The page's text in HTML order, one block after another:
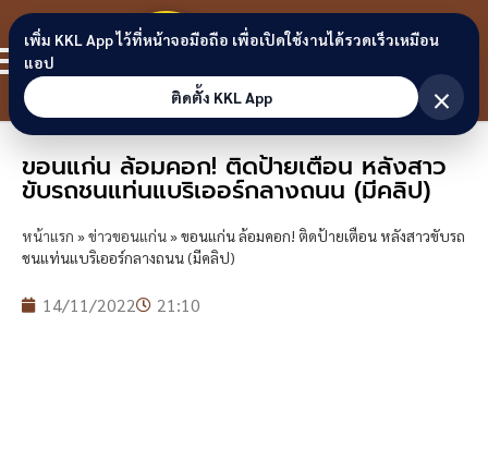
Skip to content
ขอนแก่น
ลิงก์
ขอนแก่น ล้อมคอก! ติดป้ายเตือน หลังสาว
ขับรถชนแท่นแบริเออร์กลางถนน (มีคลิป)
หน้าแรก »ข่าวขอนแก่น»ขอนแก่น ล้อมคอก! ติดป้ายเตือน หลังสาวขับรถ
ชนแท่นแบริเออร์กลางถนน (มีคลิป)
14/11/2022 21:10
เพิ่ม KKL App ไว้ที่หน้าจอมือถือ เพื่อเปิดใช้งานได้รวดเร็วเหมือน
แอป
ติดตั้ง KKL App
×